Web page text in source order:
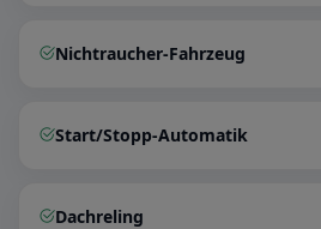
Nichtraucher-Fahrzeug
Start/Stopp-Automatik
Dachreling